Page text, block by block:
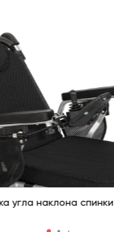
угла наклона спинки